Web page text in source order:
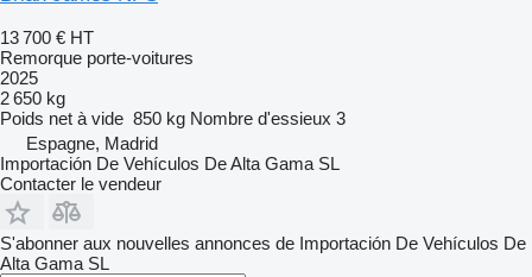
13 700 € HT
Remorque porte-voitures
2025
2 650 kg
Poids net à vide 850 kg Nombre d'essieux 3
Espagne, Madrid
Importación De Vehículos De Alta Gama SL
Contacter le vendeur
S'abonner aux nouvelles annonces de Importación De Vehículos De
Alta Gama SL